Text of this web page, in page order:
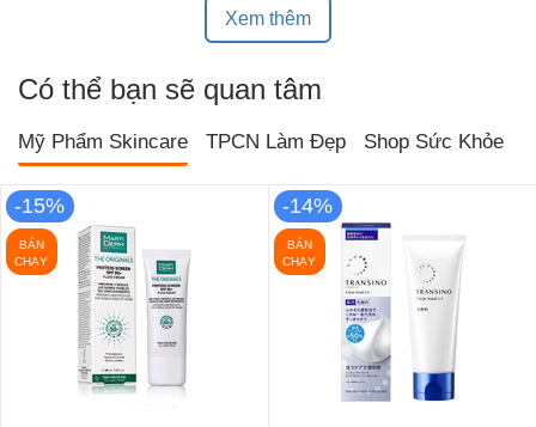
Xem thêm
Có thể bạn sẽ quan tâm
Mỹ Phẩm Skincare TPCN Làm Đẹp Shop Sức Khỏe
-15%
BÁN
CHẠY
-14%
BÁN
CHẠY